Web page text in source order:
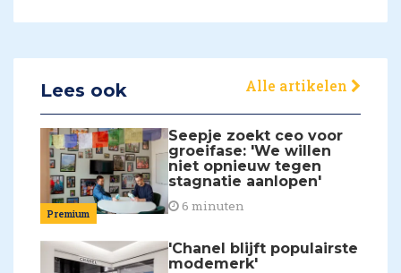
Lees ook Alle artikelen
Premium
Seepje zoekt ceo voor
groeifase: 'We willen
niet opnieuw tegen
stagnatie aanlopen'
6 minuten
'Chanel blijft populairste
modemerk'